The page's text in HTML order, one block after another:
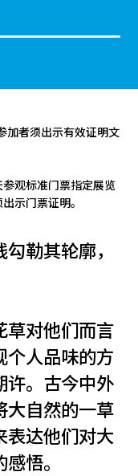
加者须出示有效证明文
观标准门票指定展览
示门票证明。
勒其轮廓，
草对他们而言
个人品味的方
许。古今中外
大自然的一草
表达他们对大
悟。